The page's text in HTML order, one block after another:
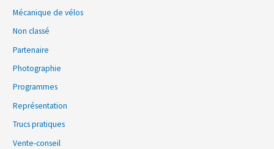
Mécanique de vélos
Non classé
Partenaire
Photographie
Programmes
Représentation
Trucs pratiques
Vente-conseil